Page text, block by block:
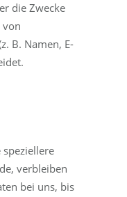
die Zwecke
von
B. Namen, E-
verbleiben
bei uns, bis